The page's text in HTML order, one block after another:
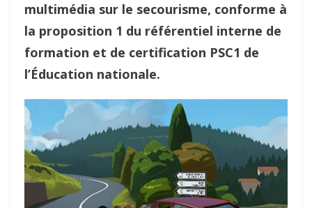
multimédia sur le secourisme, conforme à
la proposition 1 du référentiel interne de
formation et de certification PSC1 de
l’Éducation nationale.